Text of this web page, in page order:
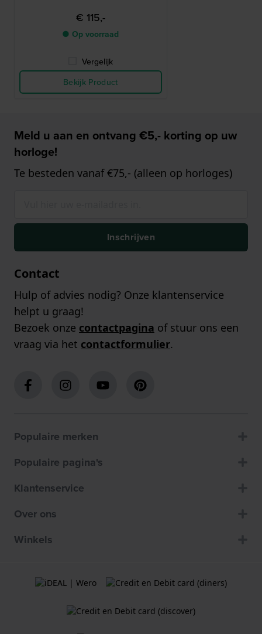
€ 115,-
● Op voorraad
Vergelijk
Bekijk Product
Meld u aan en ontvang €5,- korting op uw
horloge!
Te besteden vanaf €75,- (alleen op horloges)
Inschrijven
Contact
Hulp of advies nodig? Onze klantenservice
helpt u graag!
Bezoek onze contactpagina of stuur ons een
vraag via het contactformulier.
Populaire merken
Populaire pagina's
Klantenservice
Over ons
Winkels